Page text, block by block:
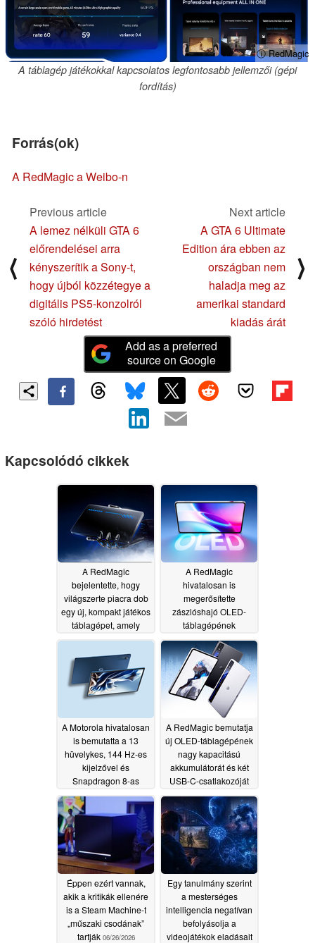
ⓘ RedMagic
A táblagép játékokkal kapcsolatos legfontosabb jellemzői (gépi
fordítás)
Forrás(ok)
A RedMagic a Weibo-n
⟨
Previous article
A lemez nélküli GTA 6
előrendelései arra
kényszerítik a Sony-t,
hogy újból közzétegye a
digitális PS5-konzolról
szóló hirdetést
Next article
A GTA 6 Ultimate
Edition ára ebben az
országban nem
haladja meg az
amerikai standard
kiadás árát
⟩
Add as a preferred
source on Google
Kapcsolódó cikkek
A RedMagic
bejelentette, hogy
világszerte piacra dob
egy új, kompakt játékos
táblagépet, amely
folyadékhűtéssel és
185 Hz-es OLED-
kijelzővel rendelkezik
06/30/2026
A RedMagic
hivatalosan is
megerősítette
zászlóshajó OLED-
táblagépének
világszintű piacra
dobását06/29/2026
A Motorola hivatalosan
is bemutatta a 13
hüvelykes, 144 Hz-es
kijelzővel és
Snapdragon 8-as
sorozatú chipsetet
tartalmazó táblagépét
A RedMagic bemutatja
új OLED-táblagépének
nagy kapacitású
akkumulátorát és két
USB-C-csatlakozóját
06/26/2026
Éppen ezért vannak,
akik a kritikák ellenére
is a Steam Machine-t
„műszaki csodának”
tartják 06/26/2026
Egy tanulmány szerint
a mesterséges
intelligencia negatívan
befolyásolja a
videojátékok eladásait